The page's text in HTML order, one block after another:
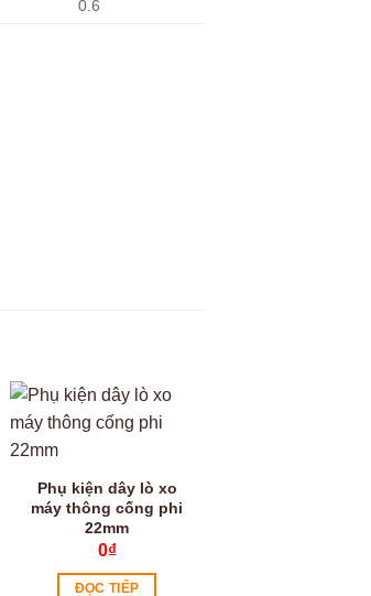
0.6
Phụ kiện dây lò xo
máy thông cống phi
22mm
0₫
ĐỌC TIẾP